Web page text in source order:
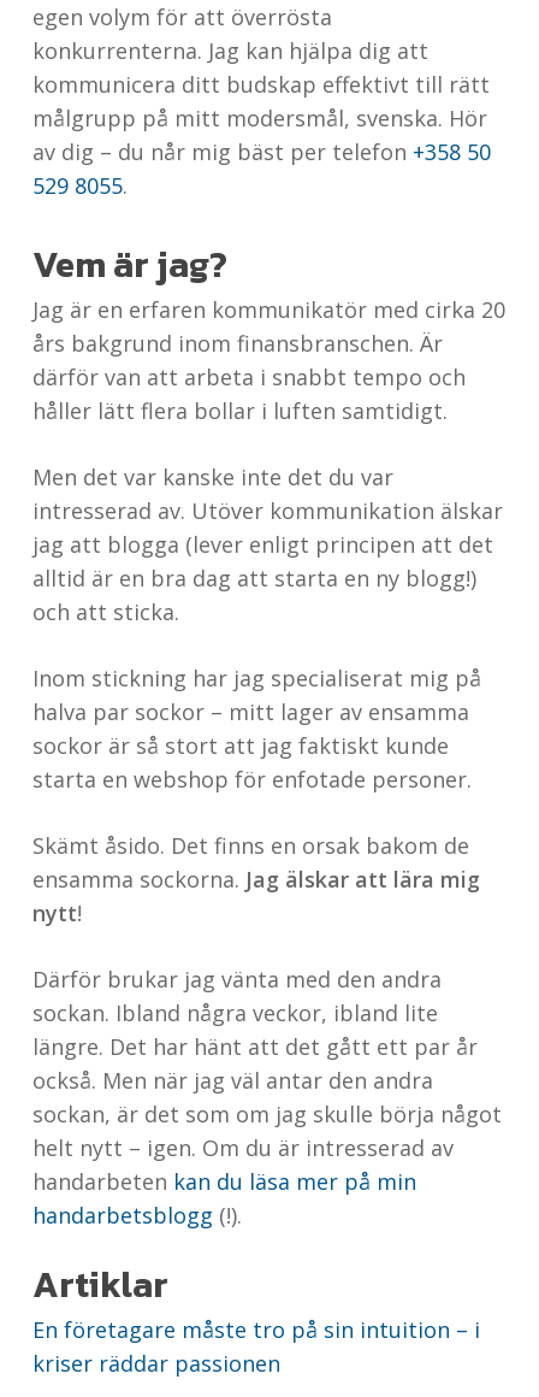
egen volym för att överrösta
konkurrenterna. Jag kan hjälpa dig att
kommunicera ditt budskap effektivt till rätt
målgrupp på mitt modersmål, svenska. Hör
av dig – du når mig bäst per telefon +358 50
529 8055.
Vem är jag?
Jag är en erfaren kommunikatör med cirka 20
års bakgrund inom finansbranschen. Är
därför van att arbeta i snabbt tempo och
håller lätt flera bollar i luften samtidigt.
Men det var kanske inte det du var
intresserad av. Utöver kommunikation älskar
jag att blogga (lever enligt principen att det
alltid är en bra dag att starta en ny blogg!)
och att sticka.
Inom stickning har jag specialiserat mig på
halva par sockor – mitt lager av ensamma
sockor är så stort att jag faktiskt kunde
starta en webshop för enfotade personer.
Skämt åsido. Det finns en orsak bakom de
ensamma sockorna. Jag älskar att lära mig
nytt!
Därför brukar jag vänta med den andra
sockan. Ibland några veckor, ibland lite
längre. Det har hänt att det gått ett par år
också. Men när jag väl antar den andra
sockan, är det som om jag skulle börja något
helt nytt – igen. Om du är intresserad av
handarbeten kan du läsa mer på min
handarbetsblogg (!).
Artiklar
En företagare måste tro på sin intuition – i
kriser räddar passionen